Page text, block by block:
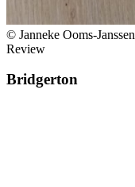
© Janneke Ooms-Janssen
Review
Bridgerton